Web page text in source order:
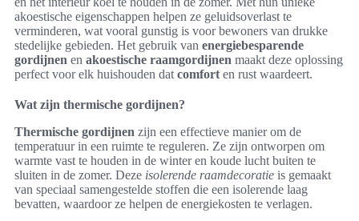
akoestische eigenschappen helpen ze geluidsoverlast te
verminderen, wat vooral gunstig is voor bewoners van drukke
stedelijke gebieden. Het gebruik van energiebesparende
gordijnen en akoestische raamgordijnen maakt deze oplossing
perfect voor elk huishouden dat comfort en rust waardeert.
Wat zijn thermische gordijnen?
Thermische gordijnen zijn een effectieve manier om de
temperatuur in een ruimte te reguleren. Ze zijn ontworpen om
warmte vast te houden in de winter en koude lucht buiten te
sluiten in de zomer. Deze isolerende raamdecoratie is gemaakt
van speciaal samengestelde stoffen die een isolerende laag
bevatten, waardoor ze helpen de energiekosten te verlagen.